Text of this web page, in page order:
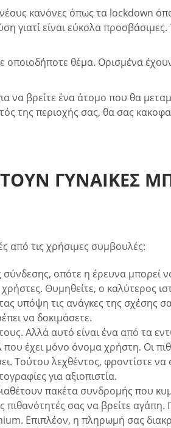
νέους κανόνες όπως τα lockdown
γιατί είναι εύκολα
οποιοδήποτε θέμα. Ορισμένα
να βρείτε ένα άτομο που θα
της περιοχής σας, θα σας
ΓΥΝΑΊΚΕΣ
από τις χρήσιμες συμβουλές:
οπότε η έρευνα μπορεί
Θυμηθείτε, ο καλύτερος
υπόψη τις ανάγκες της σχέσης
να δοκιμάσετε.
Αλλά αυτό είναι ένα από τα
έχει μόνο όνομα χρήστη. Οι
Τούτου λεχθέντος, φροντίστε να
για αξιοπιστία.
πακέτα συνδρομής που
σας να βρείτε αγάπη.
Επιπλέον, η πληρωμή σας